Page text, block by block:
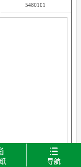
5480101
导航